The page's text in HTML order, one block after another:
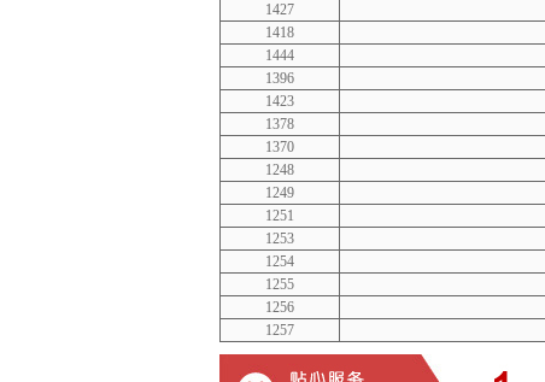
1427
1418
1444
1396
1423
1378
1370
1248
1249
1251
1253
1254
1255
1256
1257